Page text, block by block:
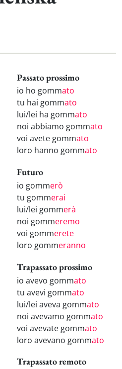
Passato prossimo
io ho gommato
tu hai gommato
lui/lei ha gommato
noi abbiamo gommato
voi avete gommato
loro hanno gommato
Futuro
io gommerò
tu gommerai
lui/lei gommerà
noi gommeremo
voi gommerete
loro gommeranno
Trapassato prossimo
io avevo gommato
tu avevi gommato
lui/lei aveva gommato
noi avevamo gommato
voi avevate gommato
loro avevano gommato
Trapassato remoto